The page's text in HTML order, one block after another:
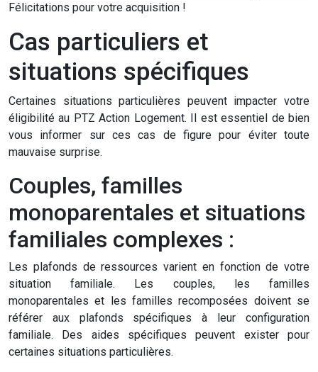
Félicitations pour votre acquisition !
Cas particuliers et
situations spécifiques
Certaines situations particulières peuvent impacter votre
éligibilité au PTZ Action Logement. Il est essentiel de bien
vous informer sur ces cas de figure pour éviter toute
mauvaise surprise.
Couples, familles
monoparentales et situations
familiales complexes :
Les plafonds de ressources varient en fonction de votre
situation familiale. Les couples, les familles
monoparentales et les familles recomposées doivent se
référer aux plafonds spécifiques à leur configuration
familiale. Des aides spécifiques peuvent exister pour
certaines situations particulières.